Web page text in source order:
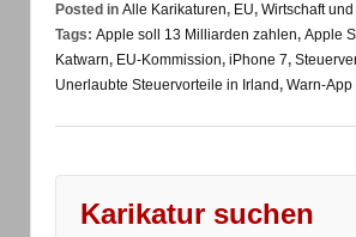
Posted in Alle Karikaturen, EU, Wirtschaft
Tags: Apple soll 13 Milliarden zahlen, Apple
Katwarn, EU-Kommission, iPhone 7,
Unerlaubte Steuervorteile in Irland, Warn-App
Karikatur suchen